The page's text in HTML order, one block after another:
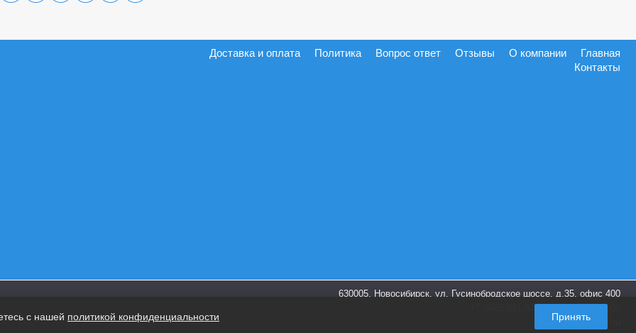
Главная
О компании
Отзывы
Вопрос ответ
Политика
Доставка и оплата
Контакты
630005, Новосибирск, ул. Гусинобродское шоссе, д.35, офис 400
+7 (965) 821-87-28
пн-пт. 9:00-18:00
info@shoes-box.ru
с нашей политикой конфиденциальности Принять